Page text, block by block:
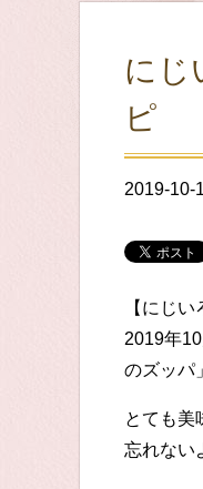
にじ
ピ
2019-10-
【にじ
2019年
のズッパ
とても美
忘れない